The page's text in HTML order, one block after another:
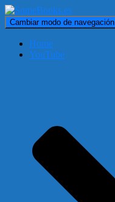
Cambiar modo de navegación
Home
YouTube